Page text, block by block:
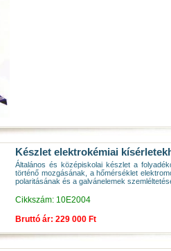
Készlet elektrokémiai
Általános és középiskolai készlet a
történő mozgásának, a hőmérséklet
polaritásának és a galvánelemek
Cikkszám: 10E2004
Bruttó ár: 229 000 Ft